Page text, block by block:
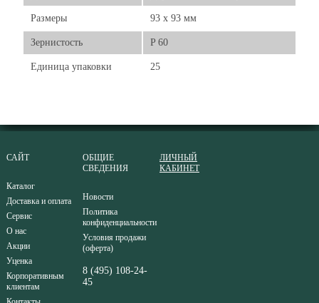
Размеры 93 x 93 мм
Зернистость P 60
Единица упаковки 25
САЙТ
Каталог
Доставка и оплата
Сервис
О нас
Акции
Уценка
Корпоративным
клиентам
ОБЩИЕ
СВЕДЕНИЯ
Новости
Политика
конфиденциальности
Условия продажи
(оферта)
8 (495) 108-24-
45
ЛИЧНЫЙ
КАБИНЕТ